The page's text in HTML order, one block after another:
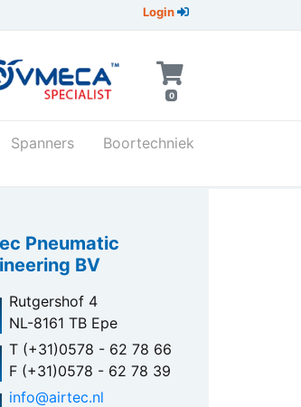
Login
0
Spanners Boortechniek
Pneumatic
BV
Rutgershof 4
NL-8161 TB Epe
T (+31)0578 - 62 78 66
F (+31)0578 - 62 78 39
info@airtec.nl